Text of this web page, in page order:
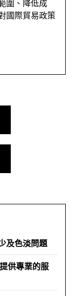
圍、降低成
國際貿易政策
及色淡問題
供專業的服